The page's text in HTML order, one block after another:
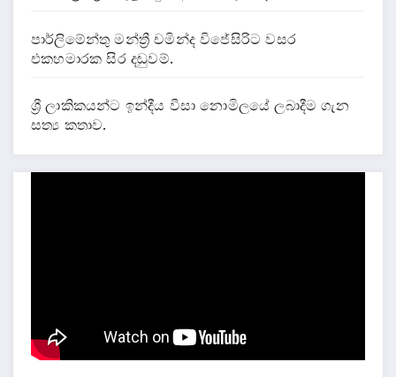
පාර්ලිමේන්තු මන්ත්‍රී චමින්ද විජේසිරිට වසර
එකහමාරක සිර දඬුවම්.
ශ්‍රී ලාකිකයන්ට ඉන්දීය වීසා නොමිලයේ ලබාදීම ගැන
සත්‍ය කතාව.